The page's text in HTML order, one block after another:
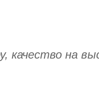
качество на